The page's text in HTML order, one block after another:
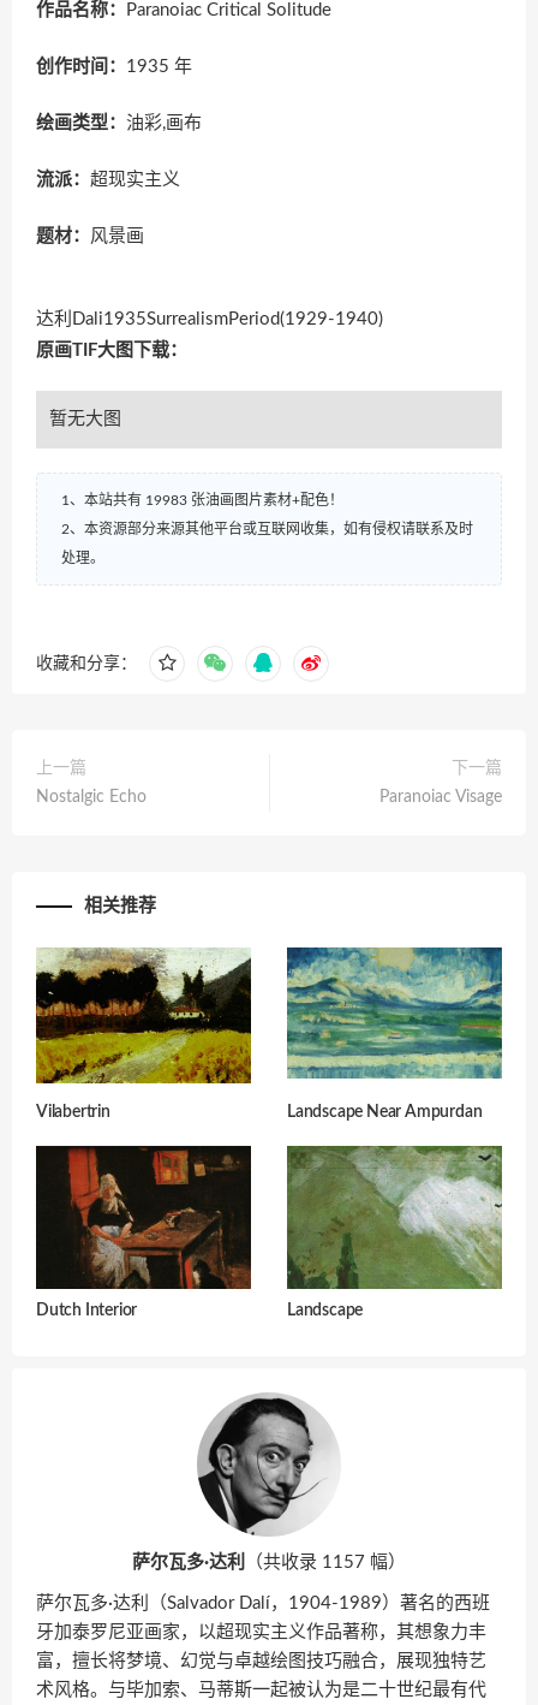
作品名称： Paranoiac Critical Solitude
创作时间： 1935 年
绘画类型： 油彩,画布
流派： 超现实主义
题材： 风景画
达利Dali1935SurrealismPeriod(1929-1940)
原画TIF大图下载：
暂无大图
1、本站共有 19983 张油画图片素材+配色！
2、本资源部分来源其他平台或互联网收集，如有侵权请联系及时
处理。
收藏和分享：
上一篇
Nostalgic Echo
下一篇
Paranoiac Visage
相关推荐
Vilabertrin Landscape Near Ampurdan
Dutch Interior Landscape
萨尔瓦多·达利 （共收录 1157 幅）
萨尔瓦多·达利（Salvador Dalí，1904-1989）著名的西班
牙加泰罗尼亚画家，以超现实主义作品著称，其想象力丰
富，擅长将梦境、幻觉与卓越绘图技巧融合，展现独特艺
术风格。与毕加索、马蒂斯一起被认为是二十世纪最有代